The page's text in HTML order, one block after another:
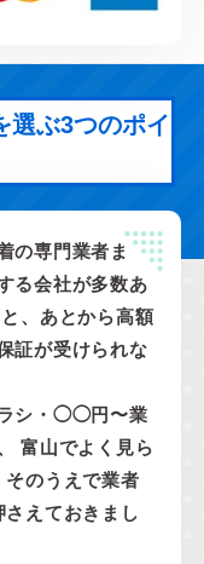
選ぶ3つのポイ
の専門業者ま
る会社が多数あ
、あとから高額
証が受けられな
ラシ・◯◯円〜業
富山でよく見ら
のうえで業者
えておきまし